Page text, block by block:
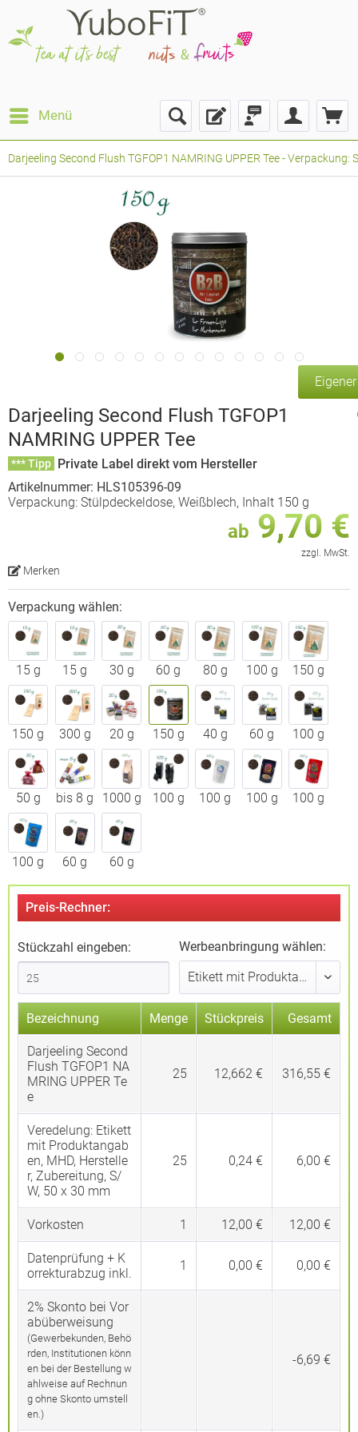
Menü
Darjeeling Second Flush TGFOP1 NAMRING UPPER Tee -
Darjeeling Second Flush TGFOP1
NAMRING UPPER Tee
*** Tipp Private Label direkt vom Hersteller
Artikelnummer: HLS105396-09
Verpackung: Stülpdeckeldose, Weißblech, Inhalt 150 g
ab 9,70 €
zzgl. MwSt.
Merken
Verpackung wählen:
15 g 15 g 30 g 60 g 80 g 100 g 150 g
150 g 300 g 20 g 150 g 40 g 60 g 100 g
50 g bis 8 g 1000 g 100 g 100 g 100 g 100 g
100 g 60 g 60 g
Preis-Rechner:
Stückzahl eingeben: Werbeanbringung wählen:
Bezeichnung Menge Stückpreis Gesamt
Darjeeling Second
Flush TGFOP1 NA
MRING UPPER Te
e
25 12,662 € 316,55 €
Veredelung: Etikett
mit Produktangab
en, MHD, Herstelle
r, Zubereitung, S/
W, 50 x 30 mm
25 0,24 € 6,00 €
Vorkosten 1 12,00 € 12,00 €
Datenprüfung + K
orrekturabzug inkl.
1 0,00 € 0,00 €
2% Skonto bei Vor
abüberweisung
(Gewerbekunden, Behö
rden, Institutionen könn
en bei der Bestellung w
ahlweise auf Rechnun
g ohne Skonto umstell
en.)
-6,69 €